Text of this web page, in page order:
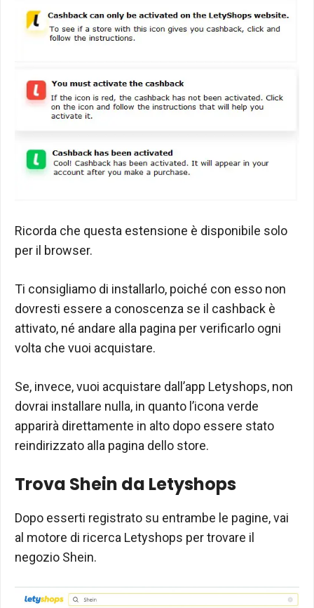
Ricorda che questa estensione è disponibile solo
per il browser.
Ti consigliamo di installarlo, poiché con esso non
dovresti essere a conoscenza se il cashback è
attivato, né andare alla pagina per verificarlo ogni
volta che vuoi acquistare.
Se, invece, vuoi acquistare dall’app Letyshops, non
dovrai installare nulla, in quanto l’icona verde
apparirà direttamente in alto dopo essere stato
reindirizzato alla pagina dello store.
Trova Shein da Letyshops
Dopo esserti registrato su entrambe le pagine, vai
al motore di ricerca Letyshops per trovare il
negozio Shein.